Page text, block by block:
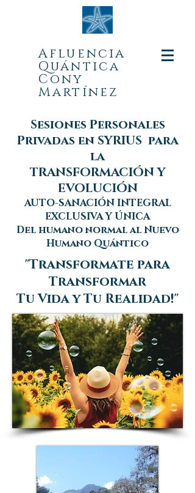
Afluencia
Quántica
Cony
Martínez
Sesiones Personales
Privadas en SYRIUS para
la
TRANSFORMACIÓN Y
EVOLUCIÓN
AUTO-SANACIÓN INTEGRAL
EXCLUSIVA Y ÚNICA
Del humano normal al Nuevo
Humano Quántico
"Transformate para
Transformar
Tu Vida y Tu Realidad!"